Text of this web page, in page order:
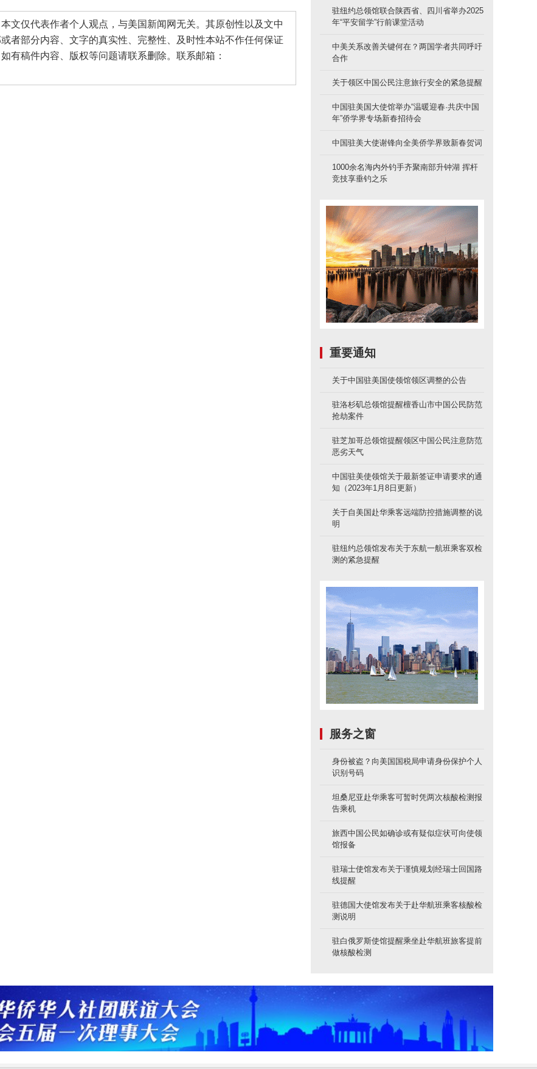
仅代表作者个人观点，与美国新闻网无关。其原创性以及文中
者部分内容、文字的真实性、完整性、及时性本站不作任何保证
有稿件内容、版权等问题请联系删除。联系邮箱：
驻纽约总领馆联合陕西省、四川省举办2025
年“平安留学”行前课堂活动
中美关系改善关键何在？两国学者共同呼吁
合作
关于领区中国公民注意旅行安全的紧急提醒
中国驻美国大使馆举办“温暖迎春·共庆中国
年”侨学界专场新春招待会
中国驻美大使谢锋向全美侨学界致新春贺词
1000余名海内外钓手齐聚南部升钟湖 挥杆
竞技享垂钓之乐
重要通知
关于中国驻美国使领馆领区调整的公告
驻洛杉矶总领馆提醒檀香山市中国公民防范
抢劫案件
驻芝加哥总领馆提醒领区中国公民注意防范
恶劣天气
中国驻美使领馆关于最新签证申请要求的通
知（2023年1月8日更新）
关于自美国赴华乘客远端防控措施调整的说
明
驻纽约总领馆发布关于东航一航班乘客双检
测的紧急提醒
服务之窗
身份被盗？向美国国税局申请身份保护个人
识别号码
坦桑尼亚赴华乘客可暂时凭两次核酸检测报
告乘机
旅西中国公民如确诊或有疑似症状可向使领
馆报备
驻瑞士使馆发布关于谨慎规划经瑞士回国路
线提醒
驻德国大使馆发布关于赴华航班乘客核酸检
测说明
驻白俄罗斯使馆提醒乘坐赴华航班旅客提前
做核酸检测